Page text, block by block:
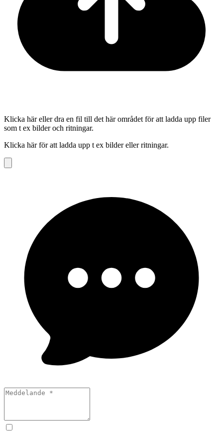
Klicka här eller dra en fil till det här området för att ladda upp filer
som t ex bilder och ritningar.
Klicka här för att ladda upp t ex bilder eller ritningar.